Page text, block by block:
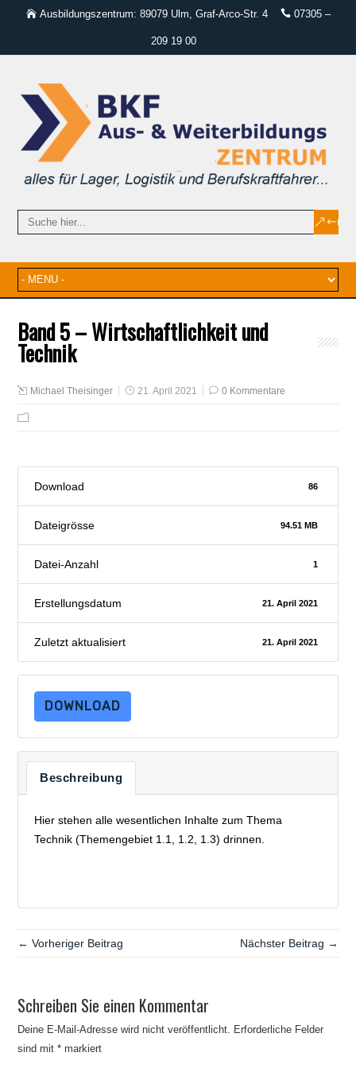
Ausbildungszentrum: 89079 Ulm, Graf-Arco-Str. 4 07305 –
209 19 00
Band 5 – Wirtschaftlichkeit und
Technik
Michael Theisinger 21. April 2021 0 Kommentare
Download 86
Dateigrösse 94.51 MB
Datei-Anzahl 1
Erstellungsdatum 21. April 2021
Zuletzt aktualisiert 21. April 2021
DOWNLOAD
Beschreibung
Hier stehen alle wesentlichen Inhalte zum Thema
Technik (Themengebiet 1.1, 1.2, 1.3) drinnen.
← Vorheriger Beitrag Nächster Beitrag →
Schreiben Sie einen Kommentar
Deine E-Mail-Adresse wird nicht veröffentlicht. Erforderliche Felder
sind mit* markiert